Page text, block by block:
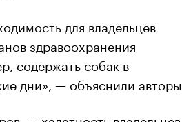
для владельцев
здравоохранения
содержать собак в
дни», — объяснили авторы.